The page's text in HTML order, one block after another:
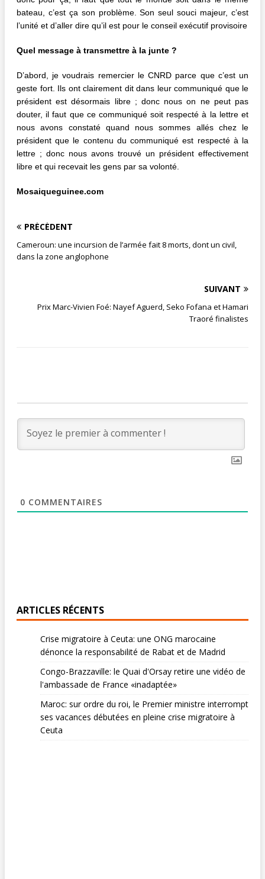
bateau, c’est ça son problème. Son seul souci majeur, c’est
l’unité et d’aller dire qu’il est pour le conseil exécutif provisoire
Quel message à transmettre à la junte ?
D’abord, je voudrais remercier le CNRD parce que c’est un
geste fort. Ils ont clairement dit dans leur communiqué que le
président est désormais libre ; donc nous on ne peut pas
douter, il faut que ce communiqué soit respecté à la lettre et
nous avons constaté quand nous sommes allés chez le
président que le contenu du communiqué est respecté à la
lettre ; donc nous avons trouvé un président effectivement
libre et qui recevait les gens par sa volonté.
Mosaiqueguinee.com
PRÉCÉDENT
Cameroun: une incursion de l’armée fait 8 morts, dont un civil,
dans la zone anglophone
SUIVANT
Prix Marc-Vivien Foé: Nayef Aguerd, Seko Fofana et Hamari
Traoré finalistes
0 COMMENTAIRES
ARTICLES RÉCENTS
Crise migratoire à Ceuta: une ONG marocaine
dénonce la responsabilité de Rabat et de Madrid
Congo-Brazzaville: le Quai d'Orsay retire une vidéo de
l'ambassade de France «inadaptée»
Maroc: sur ordre du roi, le Premier ministre interrompt
ses vacances débutées en pleine crise migratoire à
Ceuta